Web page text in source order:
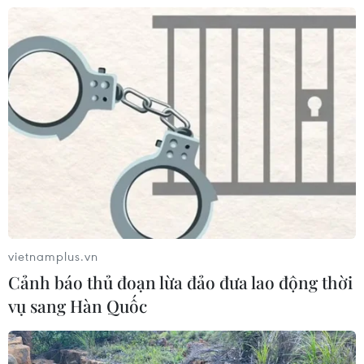
Làm rõ toàn bộ chuỗi hành vi
gây rối trật tự công cộng của Khánh
Sky
04/08/2026 04:15
Tuyên Quang: Xử phạt đối tượng
phát ngôn xúc phạm, kỳ thị dân tộc
vietnamplus.vn
Cảnh báo thủ đoạn lừa đảo đưa lao động thời
vụ sang Hàn Quốc